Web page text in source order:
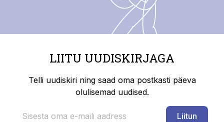
LIITU UUDISKIRJAGA
Telli uudiskiri ning saad oma postkasti päeva
olulisemad uudised.
Liitun